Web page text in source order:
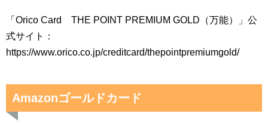
「Orico Card THE POINT PREMIUM GOLD（万能）」 公
式サイト：
https://www.orico.co.jp/creditcard/thepointpremiumgold/
Amazonゴールドカード